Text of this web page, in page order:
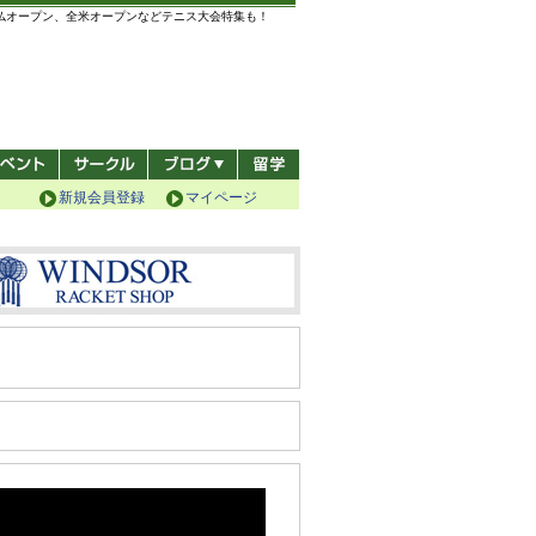
ープン、全米オープンなどテニス大会特集も！
マイページ
新規会員登録